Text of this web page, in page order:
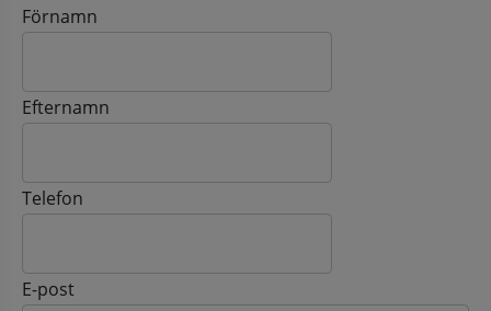
Kontaktuppgifter
Förnamn
Efternamn
Telefon
E-post